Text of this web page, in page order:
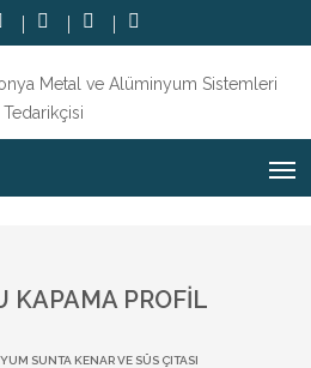
KAPAMA PROFIL
SUNTA KENAR VE SÜS ÇITASI